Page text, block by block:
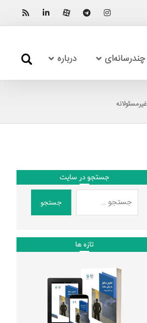
چندرسانه‌ای درباره
جستجو در سایت
جستجو
تازه ها